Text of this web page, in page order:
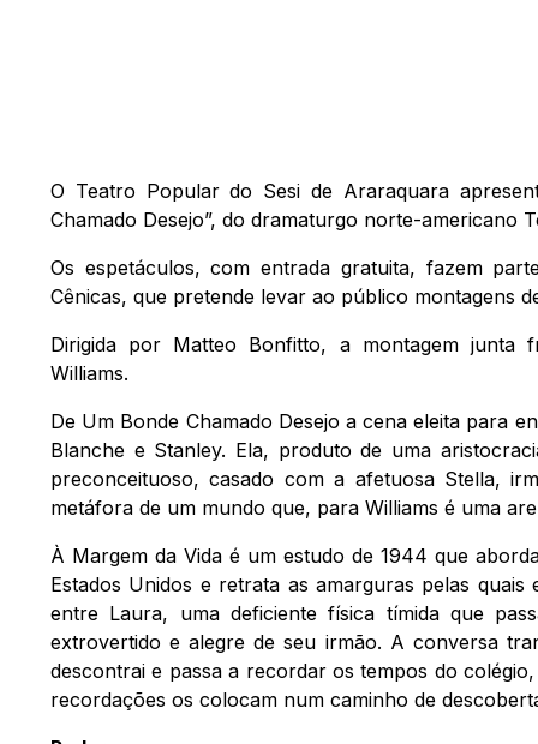
O Teatro Popular do Sesi de Araraquara
Chamado Desejo”, do dramaturgo norte-americano
Os espetáculos, com entrada gratuita, fazem
Cênicas, que pretende levar ao público montagens
Dirigida por Matteo Bonfitto, a montagem junta
Williams.
De Um Bonde Chamado Desejo a cena eleita para
Blanche e Stanley. Ela, produto de uma
preconceituoso, casado com a afetuosa Stella,
metáfora de um mundo que, para Williams é uma
À Margem da Vida é um estudo de 1944 que
Estados Unidos e retrata as amarguras pelas
entre Laura, uma deficiente física tímida que
extrovertido e alegre de seu irmão. A conversa
descontrai e passa a recordar os tempos do
recordações os colocam num caminho de